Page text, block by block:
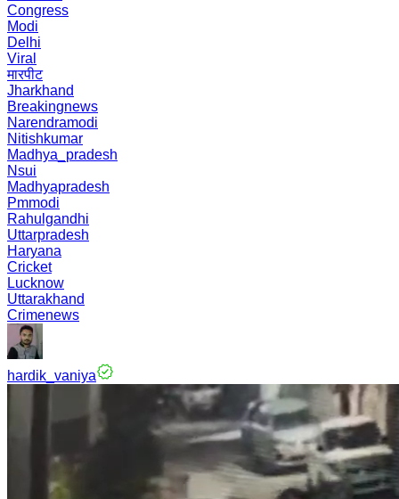
Congress
Modi
Delhi
Viral
मारपीट
Jharkhand
Breakingnews
Narendramodi
Nitishkumar
Madhya_pradesh
Nsui
Madhyapradesh
Pmmodi
Rahulgandhi
Uttarpradesh
Haryana
Cricket
Lucknow
Uttarakhand
Crimenews
hardik_vaniya